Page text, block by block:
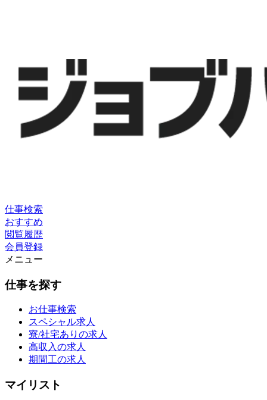
仕事検索
おすすめ
閲覧履歴
会員登録
メニュー
仕事を探す
お仕事検索
スペシャル求人
寮/社宅ありの求人
高収入の求人
期間工の求人
マイリスト